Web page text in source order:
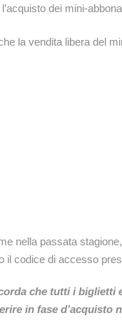
dei mini-
la vendita libera del
nella passata
il codice di accesso
che tutti i
in fase d’acquisto